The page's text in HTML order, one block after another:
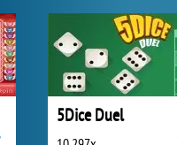
5Dice Duel